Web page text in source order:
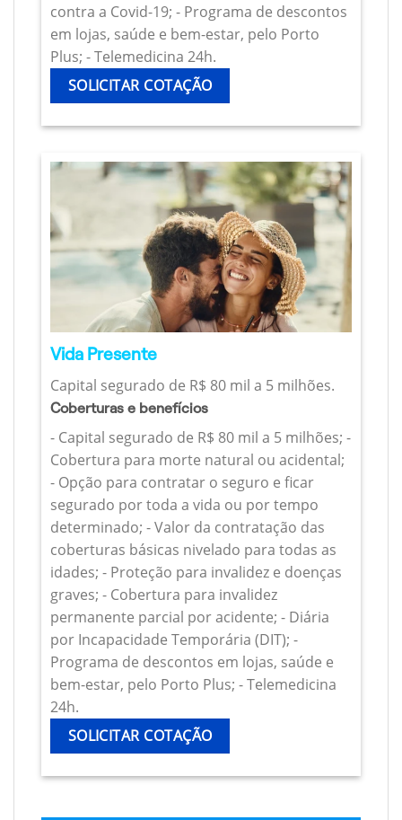
contra a Covid-19; - Programa de descontos
em lojas, saúde e bem-estar, pelo Porto
Plus; - Telemedicina 24h.
SOLICITAR COTAÇÃO
Vida Presente
Capital segurado de R$ 80 mil a 5 milhões.
Coberturas e benefícios
- Capital segurado de R$ 80 mil a 5 milhões; -
Cobertura para morte natural ou acidental;
- Opção para contratar o seguro e ficar
segurado por toda a vida ou por tempo
determinado; - Valor da contratação das
coberturas básicas nivelado para todas as
idades; - Proteção para invalidez e doenças
graves; - Cobertura para invalidez
permanente parcial por acidente; - Diária
por Incapacidade Temporária (DIT); -
Programa de descontos em lojas, saúde e
bem-estar, pelo Porto Plus; - Telemedicina
24h.
SOLICITAR COTAÇÃO